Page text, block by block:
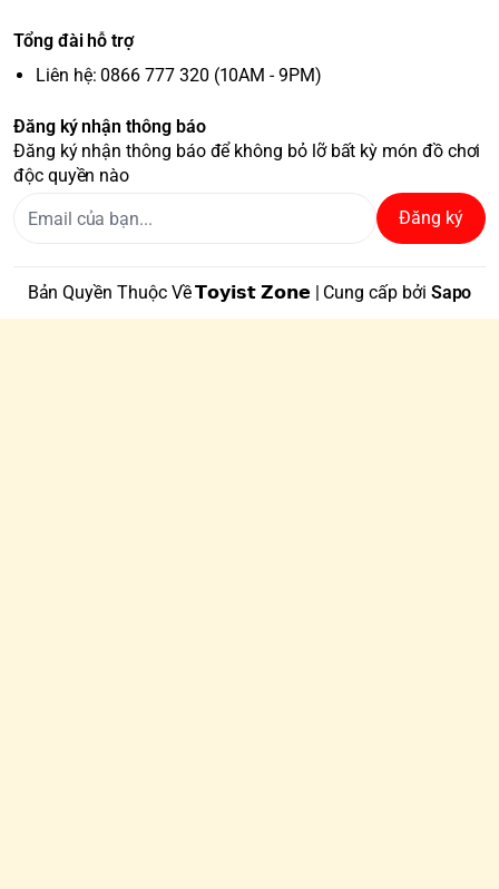
Tổng đài hỗ trợ
Liên hệ: 0866 777 320 (10AM - 9PM)
Đăng ký nhận thông báo
Đăng ký nhận thông báo để không bỏ lỡ bất kỳ món đồ chơi
độc quyền nào
Đăng ký
Bản Quyền Thuộc Về 𝗧𝗼𝘆𝗶𝘀𝘁 𝗭𝗼𝗻𝗲 | Cung cấp bởi Sapo